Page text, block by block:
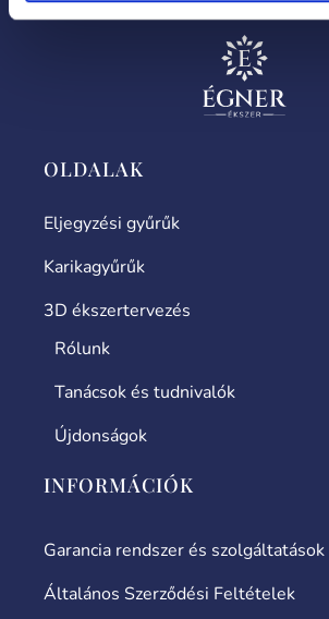
OLDALAK
Eljegyzési gyűrűk
Karikagyűrűk
3D ékszertervezés
Rólunk
Tanácsok és tudnivalók
Újdonságok
INFORMÁCIÓK
Garancia rendszer és szolgáltatások
Általános Szerződési Feltételek